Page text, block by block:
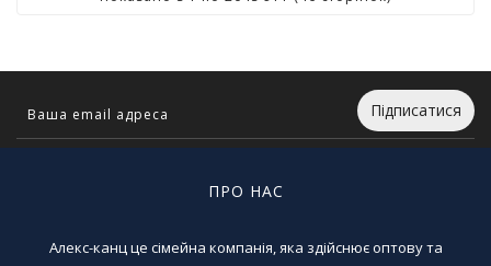
Підписатися
ПРО НАС
Алекс-канц це сімейна компанія, яка здійснює оптову та